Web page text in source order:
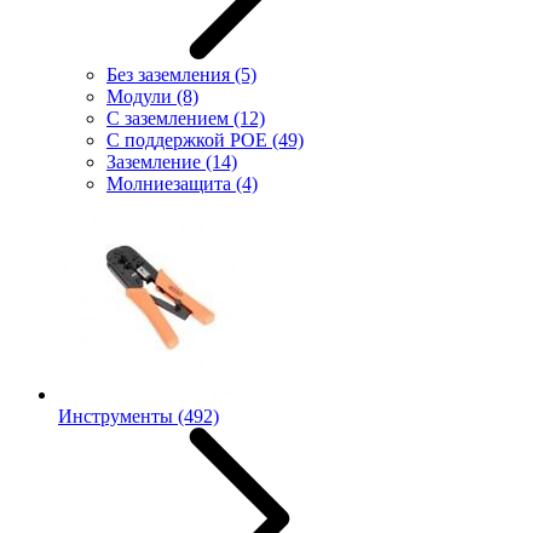
Без заземления (5)
Модули (8)
С заземлением (12)
С поддержкой POE (49)
Заземление (14)
Молниезащита (4)
Инструменты (492)